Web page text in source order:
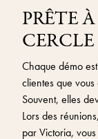
PRÊTE
Chaque démo
clientes que
Souvent, elles
Lors des
par Victoria,